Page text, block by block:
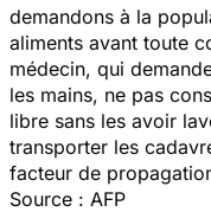
demandons à la
aliments avant toute
médecin, qui
les mains, ne pas
libre sans les avoir
transporter les
facteur de
Source : AFP